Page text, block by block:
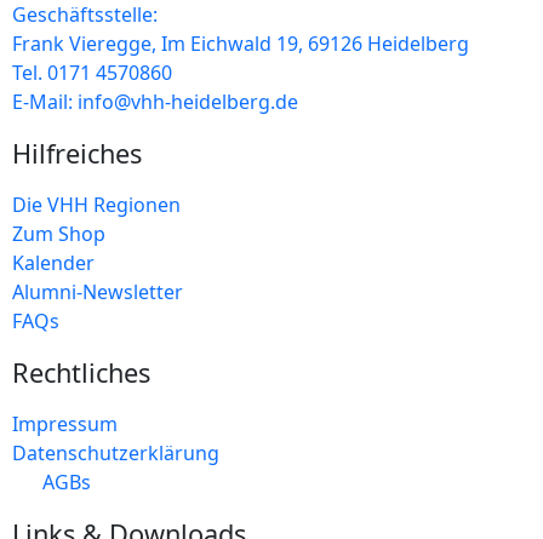
Geschäftsstelle:
Frank Vieregge, Im Eichwald 19, 69126 Heidelberg
Tel. 0171 4570860
E-Mail: info@vhh-heidelberg.de
Hilfreiches
Die VHH Regionen
Zum Shop
Kalender
Alumni-Newsletter
FAQs
Rechtliches
Impressum
Datenschutzerklärung
AGBs